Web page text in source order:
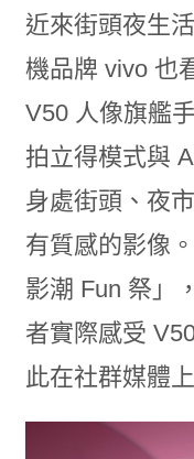
近來街頭夜生
機品牌 vivo 也
V50 人像旗艦
拍立得模式與
身處街頭、夜
有質感的影像
影潮 Fun 祭」
者實際感受
此在社群媒體